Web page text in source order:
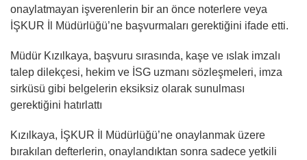
onaylatmayan işverenlerin bir an önce noterlere veya
İŞKUR İl Müdürlüğü’ne başvurmaları gerektiğini ifade etti.
Müdür Kızılkaya, başvuru sırasında, kaşe ve ıslak imzalı
talep dilekçesi, hekim ve İSG uzmanı sözleşmeleri, imza
sirküsü gibi belgelerin eksiksiz olarak sunulması
gerektiğini hatırlattı
Kızılkaya, İŞKUR İl Müdürlüğü’ne onaylanmak üzere
bırakılan defterlerin, onaylandıktan sonra sadece yetkili